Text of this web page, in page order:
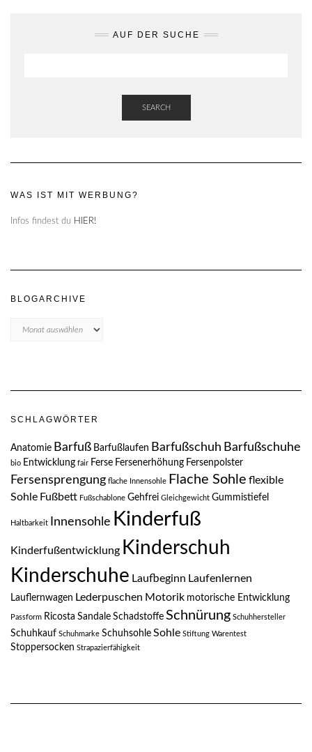
AUF DER SUCHE
SEARCH
WAS IST MIT WERBUNG?
Infos findest du HIER!
BLOGARCHIVE
SCHLAGWÖRTER
Anatomie Barfuß Barfußlaufen Barfußschuh Barfußschuhe
bio Entwicklung fair Ferse Fersenerhöhung Fersenpolster
Fersensprengung flache Innensohle Flache Sohle flexible
Sohle Fußbett Fußschablone Gehfrei Gleichgewicht Gummistiefel
Haltbarkeit Innensohle Kinderfuß
Kinderfußentwicklung Kinderschuh
Kinderschuhe Laufbeginn Laufenlernen
Lauflernwagen Lederpuschen Motorik motorische Entwicklung
Passform Ricosta Sandale Schadstoffe Schnürung Schuhhersteller
Schuhkauf Schuhmarke Schuhsohle Sohle Stiftung Warentest
Stoppersocken Strapazierfähigkeit